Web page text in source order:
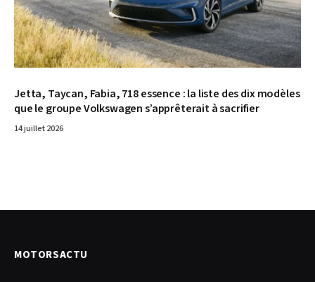
Jetta, Taycan, Fabia, 718 essence : la liste des dix modèles
que le groupe Volkswagen s’apprêterait à sacrifier
14 juillet 2026
MOTORSACTU